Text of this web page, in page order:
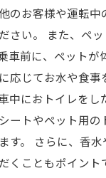
のお客様や運転中
さい。 また、ペ
車前に、ペットが
応じてお水や食事
中におトイレをし
ートやペット用の
す。 さらに、香
くこともポイント